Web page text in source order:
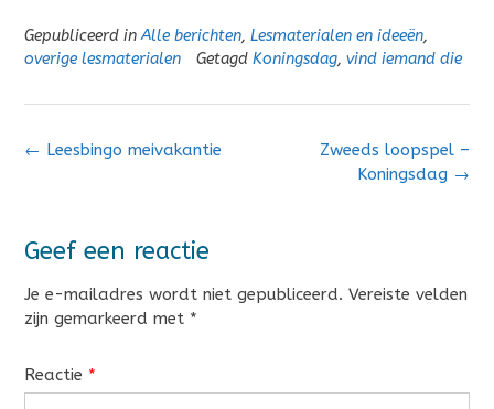
Gepubliceerd inAlle berichten, Lesmaterialen en ideeën,
overige lesmaterialen
Getagd Koningsdag, vind iemand die
Bericht
Zweeds loopspel –
Koningsdag →
← Leesbingo meivakantie
Geef een reactie
Je e-mailadres wordt niet gepubliceerd. Vereiste velden
zijn gemarkeerd met *
Reactie *